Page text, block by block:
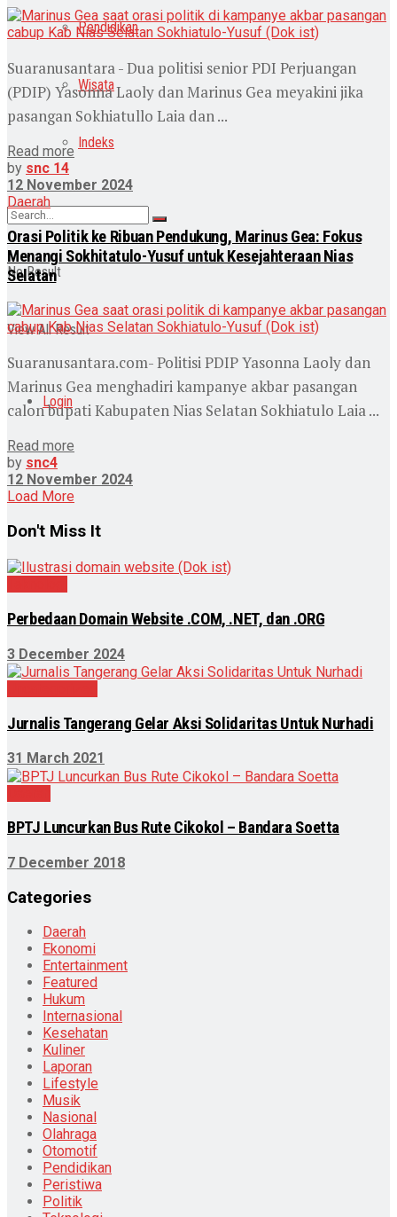
Pendidikan
Wisata
Indeks
No Result
View All Result
Login
Suaranusantara - Dua politisi senior PDI Perjuangan
(PDIP) Yasonna Laoly dan Marinus Gea meyakini jika
pasangan Sokhiatullo Laia dan ...
Read more
by snc 14
12 November 2024
Daerah
Orasi Politik ke Ribuan Pendukung, Marinus Gea: Fokus
Menangi Sokhitatulo-Yusuf untuk Kesejahteraan Nias
Selatan
Suaranusantara.com- Politisi PDIP Yasonna Laoly dan
Marinus Gea menghadiri kampanye akbar pasangan
calon bupati Kabupaten Nias Selatan Sokhiatulo Laia ...
Read more
by snc4
12 November 2024
Load More
Don't Miss It
Perbedaan Domain Website .COM, .NET, dan .ORG
3 December 2024
Jurnalis Tangerang Gelar Aksi Solidaritas Untuk Nurhadi
31 March 2021
BPTJ Luncurkan Bus Rute Cikokol – Bandara Soetta
7 December 2018
Categories
Daerah
Ekonomi
Entertainment
Featured
Hukum
Internasional
Kesehatan
Kuliner
Laporan
Lifestyle
Musik
Nasional
Olahraga
Otomotif
Pendidikan
Peristiwa
Politik